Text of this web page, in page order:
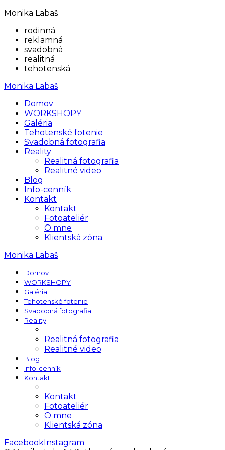
Monika Labaš
rodinná
reklamná
svadobná
realitná
tehotenská
Monika Labaš
Domov
WORKSHOPY
Galéria
Tehotenské fotenie
Svadobná fotografia
Reality
Realitná fotografia
Realitné video
Blog
Info-cenník
Kontakt
Kontakt
Fotoateliér
O mne
Klientská zóna
Monika Labaš
Domov
WORKSHOPY
Galéria
Tehotenské fotenie
Svadobná fotografia
Reality
Realitná fotografia
Realitné video
Blog
Info-cenník
Kontakt
Kontakt
Fotoateliér
O mne
Klientská zóna
FacebookInstagram